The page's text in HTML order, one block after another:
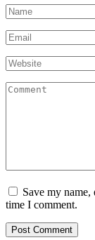
Name
*
Email
*
Website
Comment
Save my
time I comment.